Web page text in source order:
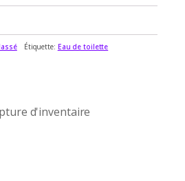
Étiquette: Eau de toilette
d'inventaire